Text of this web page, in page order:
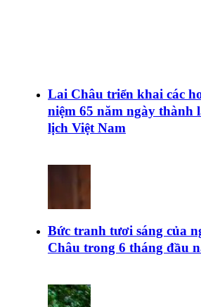
Lai Châu triển khai các
niệm 65 năm ngày thành
lịch Việt Nam
Bức tranh tươi sáng của
Châu trong 6 tháng đầu